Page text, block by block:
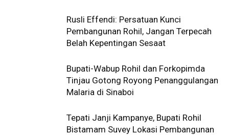
Rusli Effendi: Persatuan Kunci
Pembangunan Rohil, Jangan Terpecah
Belah Kepentingan Sesaat
Bupati-Wabup Rohil dan Forkopimda
Tinjau Gotong Royong Penanggulangan
Malaria di Sinaboi
Tepati Janji Kampanye, Bupati Rohil
Bistamam Suvey Lokasi Pembangunan